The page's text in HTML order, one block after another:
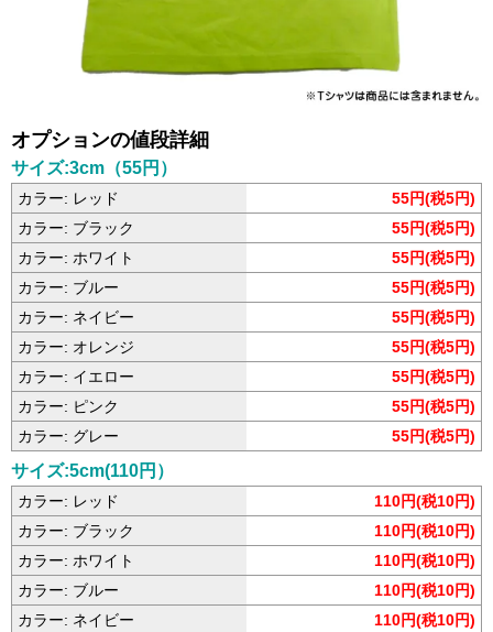
オプションの値段詳細
サイズ:3cm（55円）
カラー: レッド
55円(税5円)
カラー: ブラック
55円(税5円)
カラー: ホワイト
55円(税5円)
カラー: ブルー
55円(税5円)
カラー: ネイビー
55円(税5円)
カラー: オレンジ
55円(税5円)
カラー: イエロー
55円(税5円)
カラー: ピンク
55円(税5円)
カラー: グレー
55円(税5円)
サイズ:5cm(110円）
カラー: レッド
110円(税10円)
カラー: ブラック
110円(税10円)
カラー: ホワイト
110円(税10円)
カラー: ブルー
110円(税10円)
カラー: ネイビー
110円(税10円)